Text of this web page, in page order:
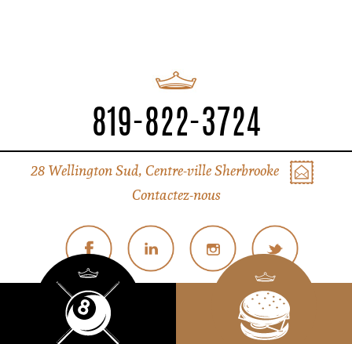
819-822-3724
28 Wellington Sud, Centre-ville Sherbrooke
Contactez-nous
© Tous droits réservés Liverpool Sherbrooke